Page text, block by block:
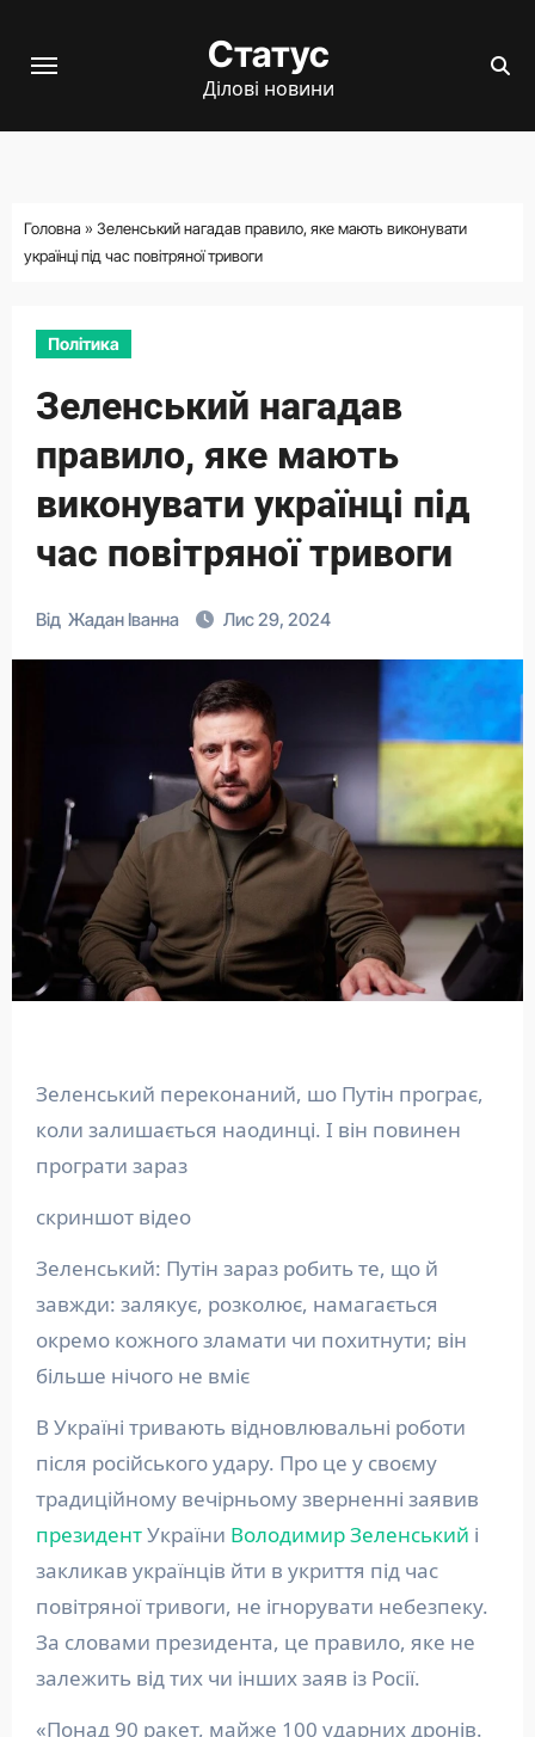
Статус
Ділові новини
Головна » Зеленський нагадав правило, яке мають виконувати
українці під час повітряної тривоги
Політика
Зеленський нагадав
правило, яке мають
виконувати українці під
час повітряної тривоги
Від Жадан Іванна Лис 29, 2024
Зеленський переконаний, шо Путін програє,
коли залишається наодинці. І він повинен
програти зараз
скриншот відео
Зеленський: Путін зараз робить те, що й
завжди: залякує, розколює, намагається
окремо кожного зламати чи похитнути; він
більше нічого не вміє
В Україні тривають відновлювальні роботи
після російського удару. Про це у своєму
традиційному вечірньому зверненні заявив
президентУкраїни Володимир Зеленський і
закликав українців йти в укриття під час
повітряної тривоги, не ігнорувати небезпеку.
За словами президента, це правило, яке не
залежить від тих чи інших заяв із Росії.
«Понад 90 ракет, майже 100 ударних дронів.